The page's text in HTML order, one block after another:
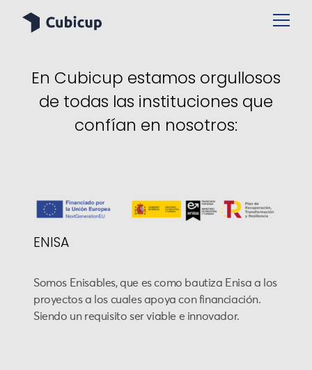
En Cubicup estamos orgullosos
de todas las instituciones que
confían en nosotros:
ENISA
Somos Enisables, que es como bautiza Enisa a los
proyectos a los cuales apoya con financiación.
Siendo un requisito ser viable e innovador.